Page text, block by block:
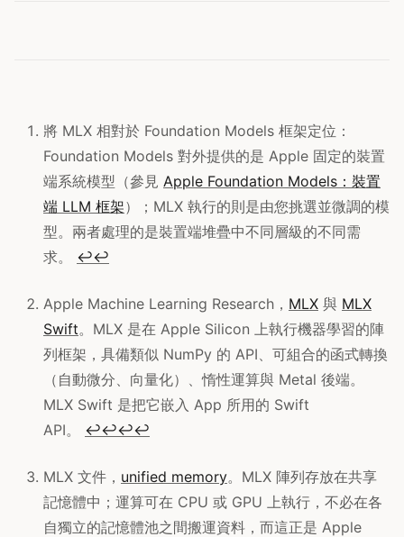
將 MLX 相對於 Foundation Models 框架定位：
Foundation Models 對外提供的是 Apple 固定的裝置
端系統模型（參見 Apple Foundation Models：裝置
端 LLM 框架）；MLX 執行的則是由您挑選並微調的模
型。兩者處理的是裝置端堆疊中不同層級的不同需
求。 ↩↩
Apple Machine Learning Research， MLX 與 MLX
Swift。MLX 是在 Apple Silicon 上執行機器學習的陣
列框架，具備類似 NumPy 的 API、可組合的函式轉換
（自動微分、向量化）、惰性運算與 Metal 後端。
MLX Swift 是把它嵌入 App 所用的 Swift
API。 ↩↩↩↩
MLX 文件， unified memory。MLX 陣列存放在共享
記憶體中；運算可在 CPU 或 GPU 上執行，不必在各
自獨立的記憶體池之間搬運資料，而這正是 Apple